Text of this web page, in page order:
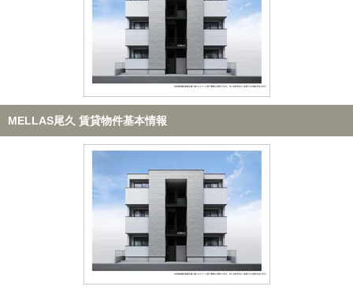
MELLAS尾久 賃貸物件基本情報